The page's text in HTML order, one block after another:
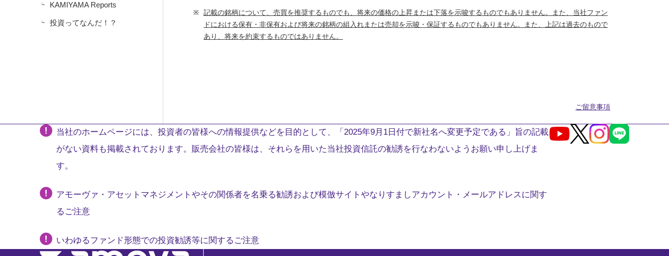
KAMIYAMA Reports
投資ってなんだ！？
記載の銘柄について、売買を推奨するものでも、将来の価格の上昇または下落を示唆するものでもありません。また、当社ファン
ドにおける保有・非保有および将来の銘柄の組入れまたは売却を示唆・保証するものでもありません。また、上記は過去のもので
あり、将来を約束するものではありません。
ご留意事項
当社のホームページには、投資者の皆様への情報提供などを目的として、「2025年9月1日付で新社名へ変更予定である」旨の記載
がない資料も掲載されております。販売会社の皆様は、それらを用いた当社投資信託の勧誘を行なわないようお願い申し上げま
す。
アモーヴァ・アセットマネジメントやその関係者を名乗る勧誘および模倣サイトやなりすましアカウント・メールアドレスに関す
るご注意
いわゆるファンド形態での投資勧誘等に関するご注意
Youtube
X Instagram
LINE